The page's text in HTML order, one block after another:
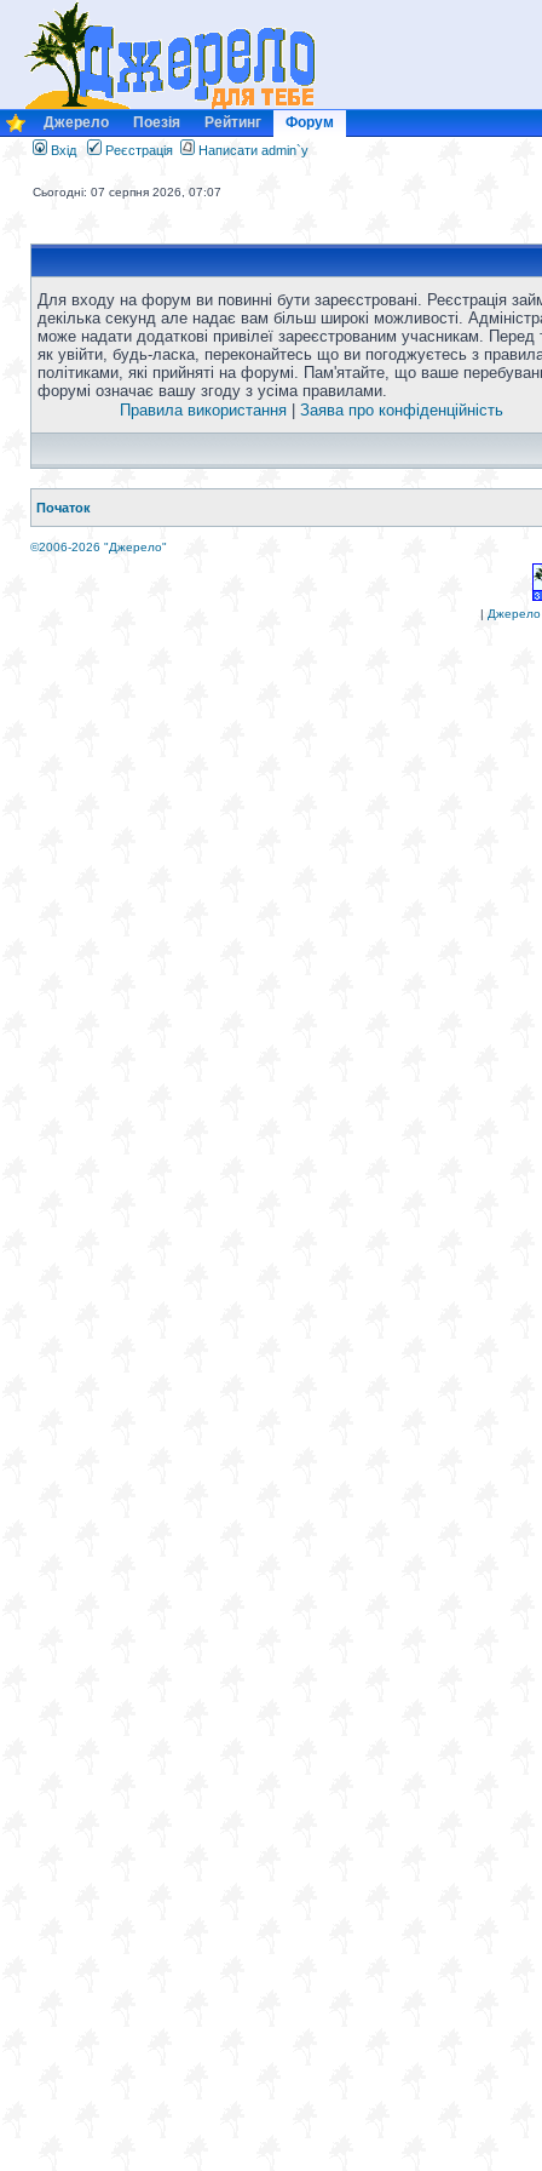
Джерело Поезія Рейтинг Форум
Вхід Реєстрація Написати admin`у
Сьогодні: 07 серпня 2026, 07:07
Для входу на форум ви повинні бути зареєстровані. Реєстрація
декілька секунд але надає вам більш широкі можливості.
може надати додаткові привілеї зареєстрованим учасникам. Перед
як увійти, будь-ласка, переконайтесь що ви погоджуєтесь з
політиками, які прийняті на форумі. Пам'ятайте, що ваше
форумі означає вашу згоду з усіма правилами.
Правила використання
Заява про конфіденційність
Початок
©2006-2026 "Джерело"
| Джерело